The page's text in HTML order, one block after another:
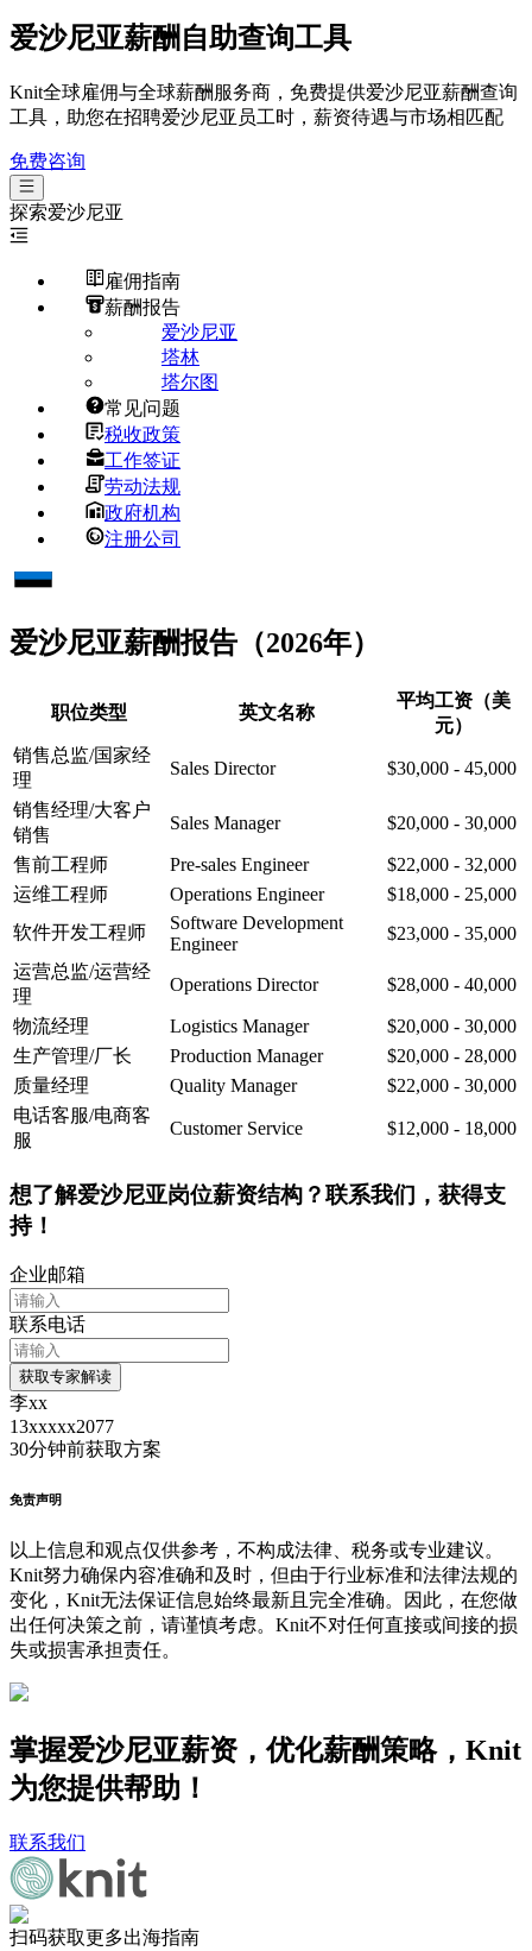
爱沙尼亚薪酬自助查询工具
Knit全球雇佣与全球薪酬服务商，免费提供爱沙尼亚薪酬查询
工具，助您在招聘爱沙尼亚员工时，薪资待遇与市场相匹配
免费咨询
探索爱沙尼亚
雇佣指南
薪酬报告
爱沙尼亚
塔林
塔尔图
常见问题
税收政策
工作签证
劳动法规
政府机构
注册公司
爱沙尼亚薪酬报告（2026年）
职位类型 英文名称
平均工资（美
元）
销售总监/国家经
理
Sales Director $30,000 - 45,000
销售经理/大客户
销售
Sales Manager $20,000 - 30,000
售前工程师 Pre-sales Engineer
$22,000 - 32,000
运维工程师
Operations Engineer
$18,000 - 25,000
软件开发工程师
Software Development
Engineer
$23,000 - 35,000
运营总监/运营经
理
Operations Director $28,000 - 40,000
物流经理 Logistics Manager
$20,000 - 30,000
生产管理/厂长
Production Manager
$20,000 - 28,000
质量经理
Quality Manager
$22,000 - 30,000
电话客服/电商客
服
Customer Service $12,000 - 18,000
想了解爱沙尼亚岗位薪资结构？联系我们，获得支
持！
企业邮箱
联系电话
获取专家解读
李xx
13xxxxx2077
30分钟前获取方案
免责声明
以上信息和观点仅供参考，不构成法律、税务或专业建议。
Knit努力确保内容准确和及时，但由于行业标准和法律法规的
变化，Knit无法保证信息始终最新且完全准确。因此，在您做
出任何决策之前，请谨慎考虑。Knit不对任何直接或间接的损
失或损害承担责任。
掌握爱沙尼亚薪资，优化薪酬策略，Knit
为您提供帮助！
联系我们
扫码获取更多出海指南